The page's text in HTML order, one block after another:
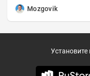
Mozgovik